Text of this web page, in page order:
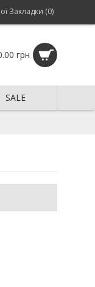
Закладки (0)
грн
SALE